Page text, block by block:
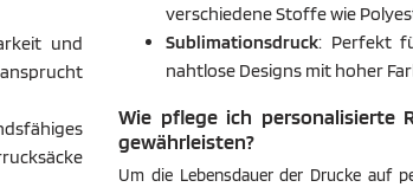
und
verschiedene Stoffe wie
Sublimationsdruck: Perfekt
nahtlose Designs mit hoher
Wie pflege ich personalisierte
gewährleisten?
Um die Lebensdauer der Drucke auf